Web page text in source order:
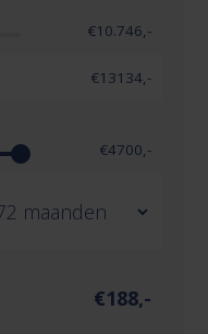
€10.746 ,-
€13134 ,-
€4700 ,-
€188,-